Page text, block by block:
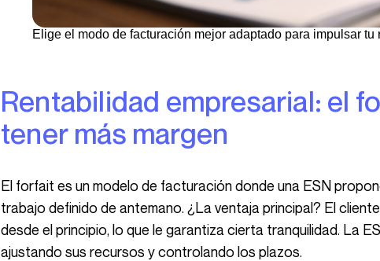
Elige el modo de facturación mejor adaptado para impulsar tu
Rentabilidad empresarial: el forfait, facturar para
tener más margen
El forfait es un modelo de facturación donde una ESN propone un precio fijo para un perímetro de
trabajo definido de antemano. ¿La ventaja principal? El
desde el principio, lo que le garantiza cierta tranquilidad. La
ajustando sus recursos y controlando los plazos.